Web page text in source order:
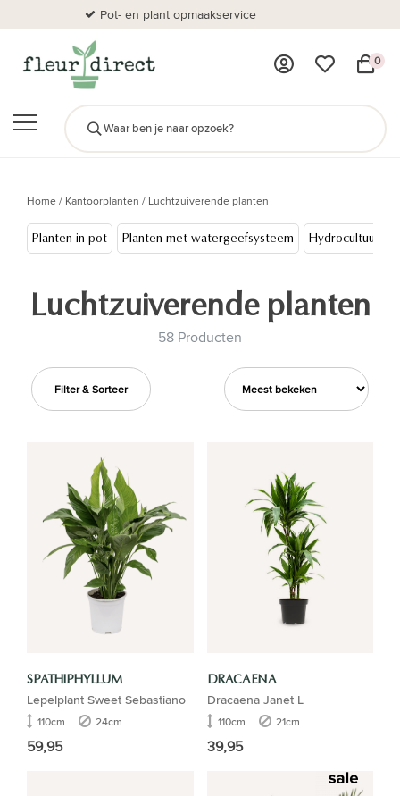
Pot- en plant opmaakservice
0
Home/ Kantoorplanten / Luchtzuiverende planten
Planten in pot Planten met watergeefsysteem Hydrocultuur
Luchtzuiverende planten
58 Producten
Filter & Sorteer
SPATHIPHYLLUM
Lepelplant Sweet Sebastiano
110cm 24cm
59,95
DRACAENA
Dracaena Janet L
110cm 21cm
39,95